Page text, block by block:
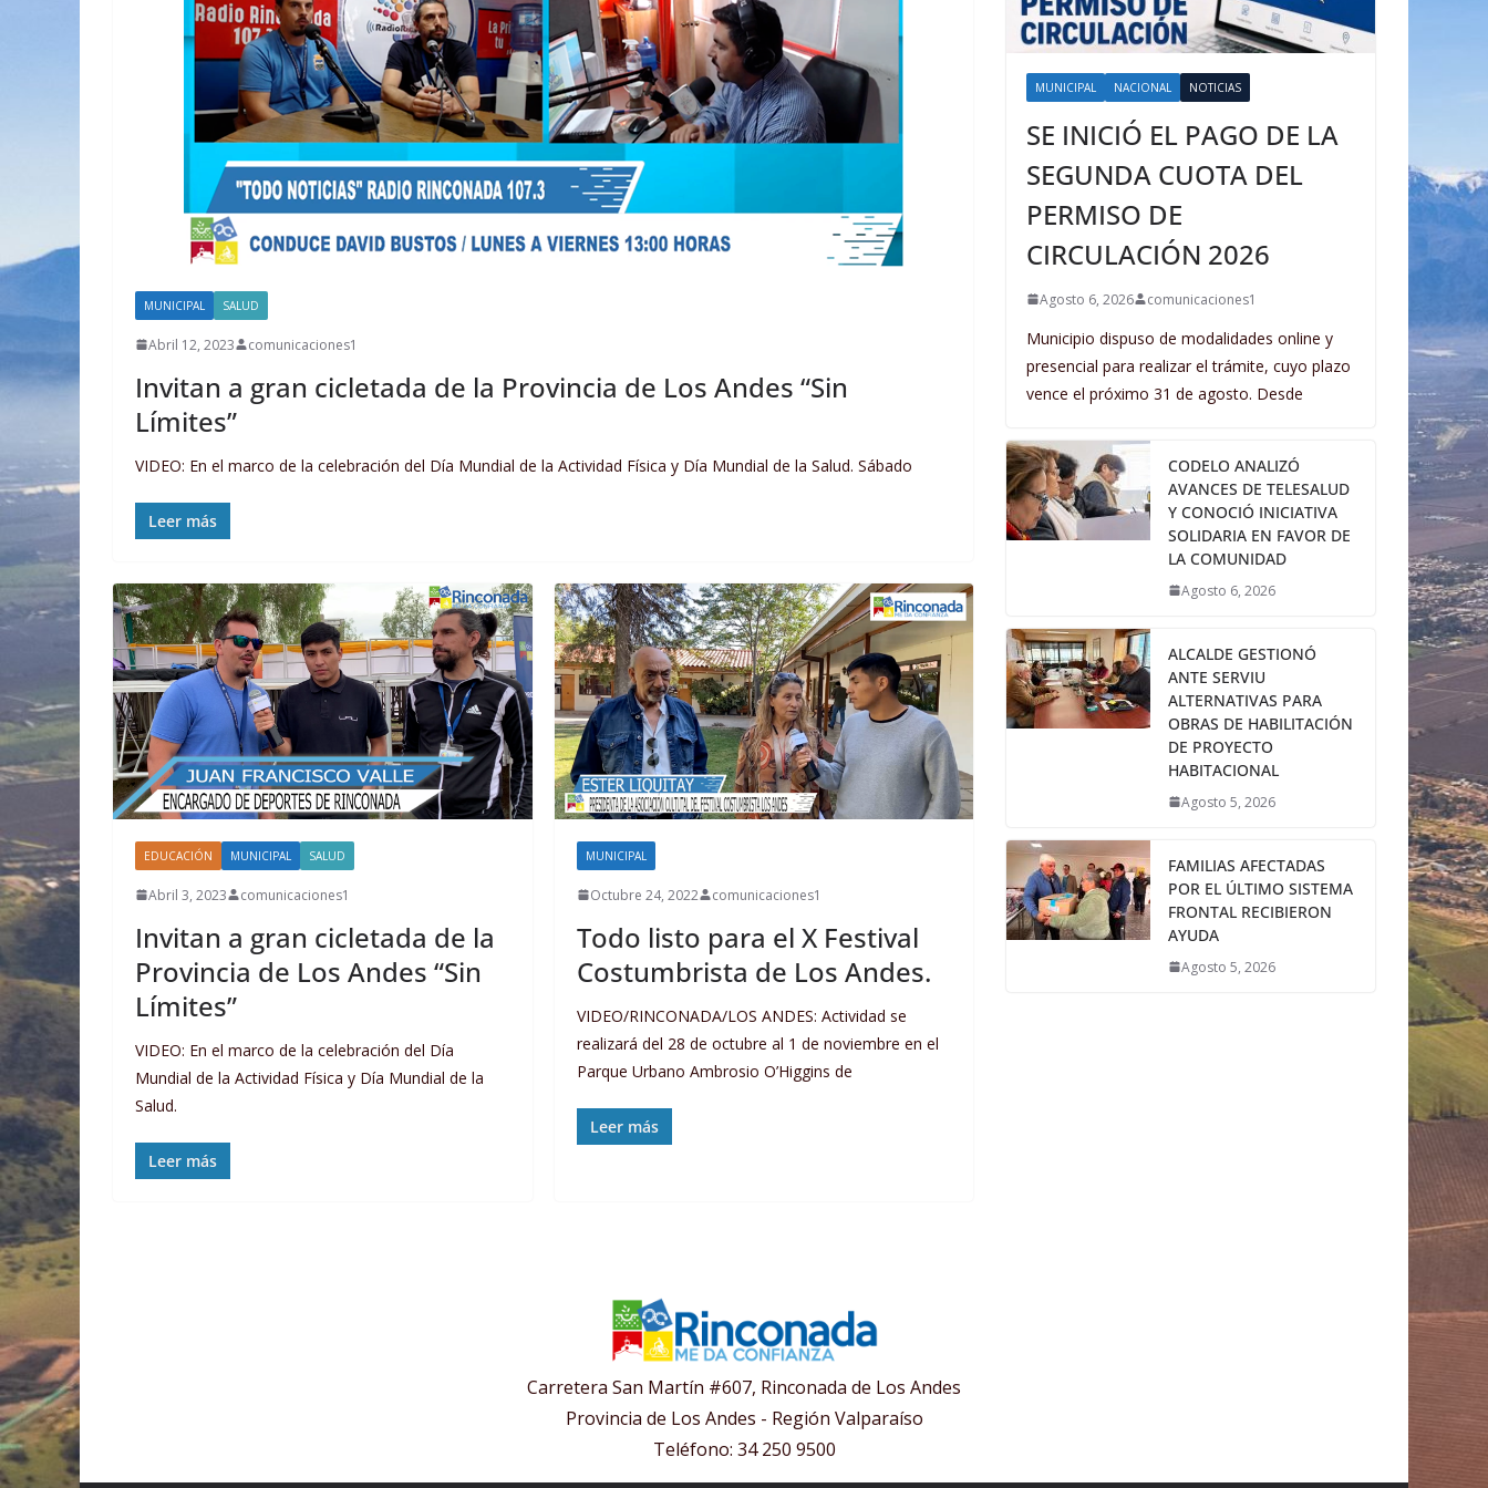
MUNICIPAL SALUD
Abril 12, 2023 comunicaciones1
Invitan a gran cicletada de la Provincia de Los Andes “Sin
Límites”
VIDEO: En el marco de la celebración del Día Mundial de la Actividad Física y Día Mundial de la Salud. Sábado
Leer más
EDUCACIÓN MUNICIPAL SALUD
Abril 3, 2023 comunicaciones1
Invitan a gran cicletada de la
Provincia de Los Andes “Sin
Límites”
VIDEO: En el marco de la celebración del Día
Mundial de la Actividad Física y Día Mundial de la
Salud.
Leer más
MUNICIPAL
Octubre 24, 2022 comunicaciones1
Todo listo para el X Festival
Costumbrista de Los Andes.
VIDEO/RINCONADA/LOS ANDES: Actividad se
realizará del 28 de octubre al 1 de noviembre en el
Parque Urbano Ambrosio O’Higgins de
Leer más
MUNICIPAL NACIONAL NOTICIAS
SE INICIÓ EL PAGO DE LA
SEGUNDA CUOTA DEL
PERMISO DE
CIRCULACIÓN 2026
Agosto 6, 2026 comunicaciones1
Municipio dispuso de modalidades online y
presencial para realizar el trámite, cuyo plazo
vence el próximo 31 de agosto. Desde
CODELO ANALIZÓ
AVANCES DE TELESALUD
Y CONOCIÓ INICIATIVA
SOLIDARIA EN FAVOR DE
LA COMUNIDAD
Agosto 6, 2026
ALCALDE GESTIONÓ
ANTE SERVIU
ALTERNATIVAS PARA
OBRAS DE HABILITACIÓN
DE PROYECTO
HABITACIONAL
Agosto 5, 2026
FAMILIAS AFECTADAS
POR EL ÚLTIMO SISTEMA
FRONTAL RECIBIERON
AYUDA
Agosto 5, 2026
Carretera San Martín #607, Rinconada de Los Andes
Provincia de Los Andes - Región Valparaíso
Teléfono: 34 250 9500